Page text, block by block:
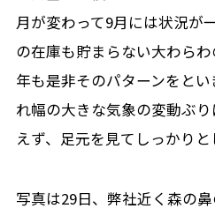
月が変わって9月には状況が
の在庫も貯まらない大わら
年も是非そのパターンをと
れ幅の大きな気象の変動ぶ
えず、足元を見てしっかりと
写真は29日、弊社近く森の